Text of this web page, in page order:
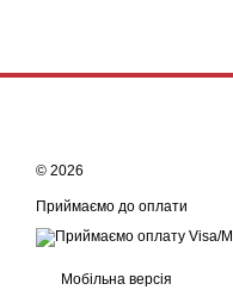
© 2026
Приймаємо до оплати
Мобільна версія